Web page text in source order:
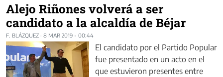
Alejo Riñones volverá a ser
candidato a la alcaldía de Béjar
F. BLÁZQUEZ · 8 MAR 2019 - 00:44
El candidato por el Partido Popular
fue presentado en un acto en el
que estuvieron presentes entre